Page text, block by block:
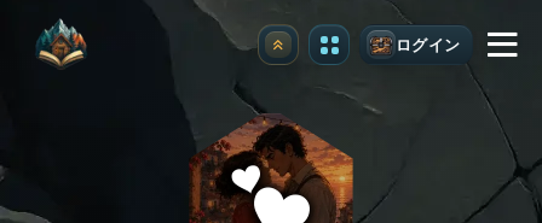
アップグレード ログイン